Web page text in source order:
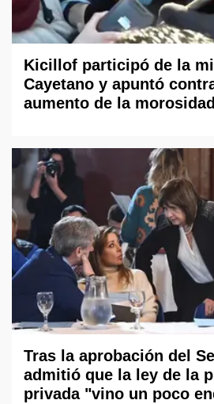
Kicillof participó de la
Cayetano y apuntó
aumento de la morosidad
Tras la aprobación del
admitió que la ley de la
privada "vino un poco